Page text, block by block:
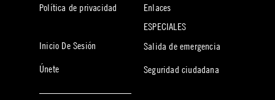
Política de privacidad
Inicio De Sesión
Únete
Enlaces
ESPECIALES
Salida de emergencia
Seguridad ciudadana